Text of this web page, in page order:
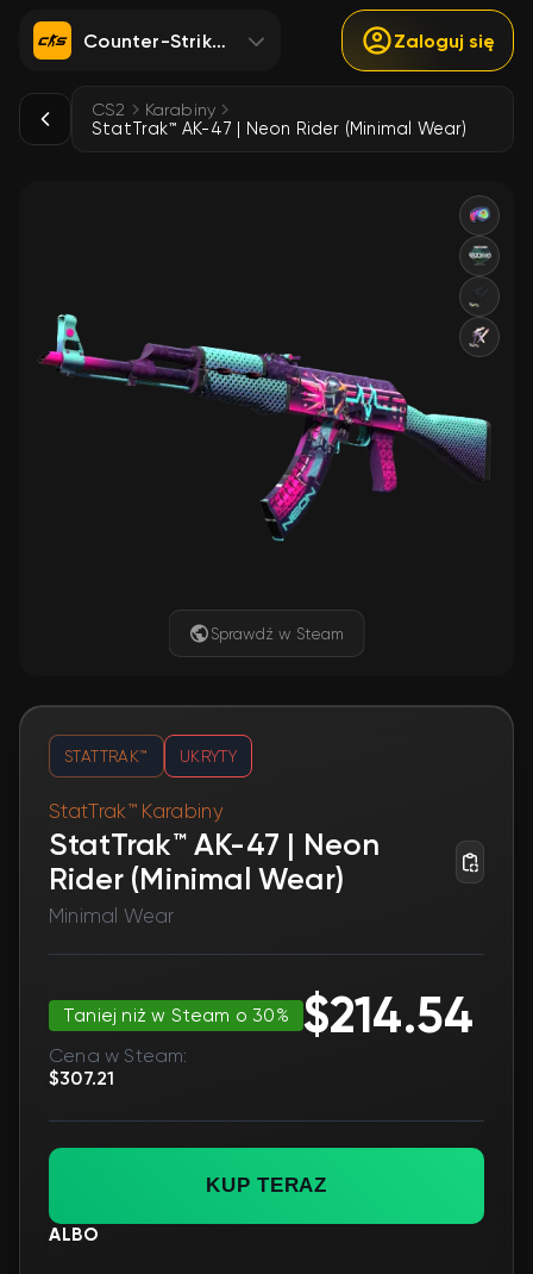
Counter-Strike 2 Zaloguj się
CS2 Karabiny
StatTrak™ AK-47 | Neon Rider (Minimal Wear)
Sprawdź w Steam
STATTRAK™ UKRYTY
StatTrak™ Karabiny
StatTrak™ AK-47 | Neon
Rider (Minimal Wear)
Minimal Wear
Taniej niż w Steam o 30% $214.54
Cena w Steam:
$307.21
KUP TERAZ
ALBO